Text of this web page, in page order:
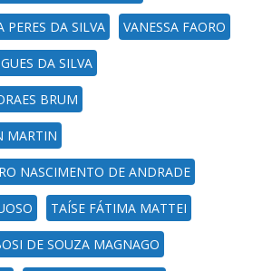
PERES DA SILVA VANESSA FAORO
DA SILVA
BRUM
MARTIN
NASCIMENTO DE ANDRADE
TAÍSE FÁTIMA MATTEI
DE SOUZA MAGNAGO